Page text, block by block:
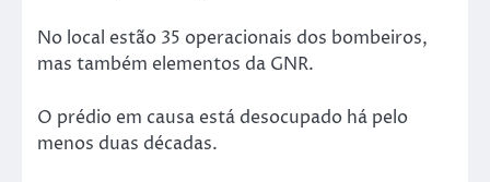
No local estão 35 operacionais dos bombeiros,
mas também elementos da GNR.
O prédio em causa está desocupado há pelo
menos duas décadas.